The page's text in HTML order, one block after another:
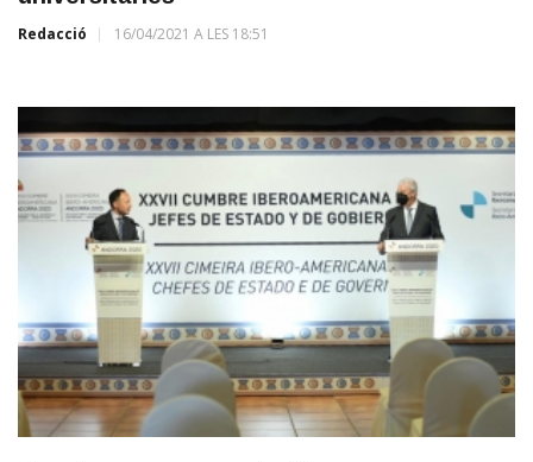
Redacció 16/04/2021 A LES 18:51